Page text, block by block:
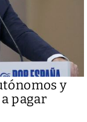
y
pagar